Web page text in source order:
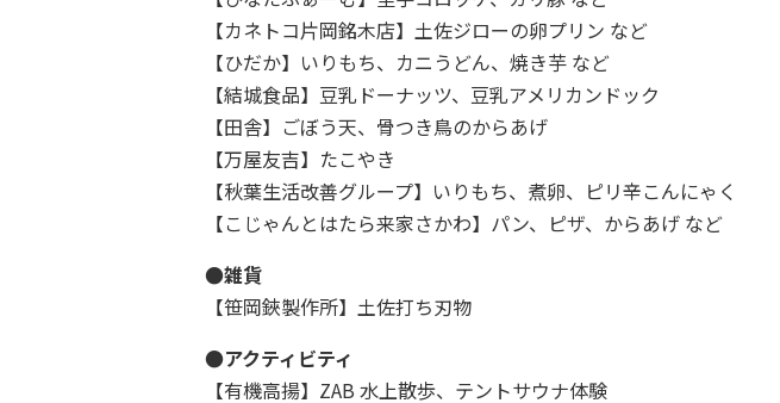
【カネトコ片岡銘木店】土佐ジローの卵プリン など
【ひだか】いりもち、カニうどん、焼き芋 など
【結城食品】豆乳ドーナッツ、豆乳アメリカンドック
【田舎】ごぼう天、骨つき鳥のからあげ
【万屋友吉】たこやき
【秋葉生活改善グループ】いりもち、煮卵、ピリ辛こんにゃく
【こじゃんとはたら来家さかわ】パン、ピザ、からあげ など
●雑貨
【笹岡鋏製作所】土佐打ち刃物
●アクティビティ
【有機高揚】ZAB 水上散歩、テントサウナ体験